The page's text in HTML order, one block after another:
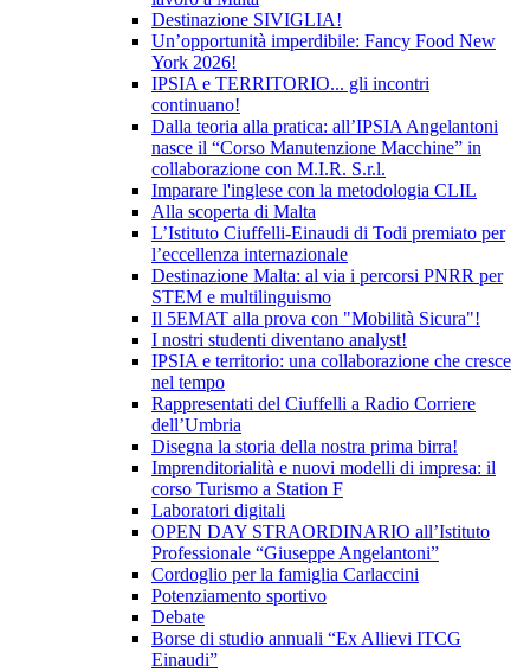
Destinazione SIVIGLIA!
Un’opportunità imperdibile: Fancy Food New
York 2026!
IPSIA e TERRITORIO... gli incontri
continuano!
Dalla teoria alla pratica: all’IPSIA Angelantoni
nasce il “Corso Manutenzione Macchine” in
collaborazione con M.I.R. S.r.l.
Imparare l'inglese con la metodologia CLIL
Alla scoperta di Malta
L’Istituto Ciuffelli-Einaudi di Todi premiato per
l’eccellenza internazionale
Destinazione Malta: al via i percorsi PNRR per
STEM e multilinguismo
Il 5EMAT alla prova con "Mobilità Sicura"!
I nostri studenti diventano analyst!
IPSIA e territorio: una collaborazione che cresce
nel tempo
Rappresentati del Ciuffelli a Radio Corriere
dell’Umbria
Disegna la storia della nostra prima birra!
Imprenditorialità e nuovi modelli di impresa: il
corso Turismo a Station F
Laboratori digitali
OPEN DAY STRAORDINARIO all’Istituto
Professionale “Giuseppe Angelantoni”
Cordoglio per la famiglia Carlaccini
Potenziamento sportivo
Debate
Borse di studio annuali “Ex Allievi ITCG
Einaudi”